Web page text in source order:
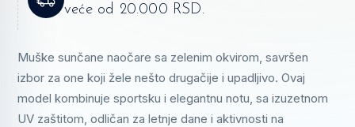
veće od 20.000 RSD.
Muške sunčane naočare sa zelenim okvirom, savršen
izbor za one koji žele nešto drugačije i upadljivo. Ovaj
model kombinuje sportsku i elegantnu notu, sa izuzetnom
UV zaštitom, odličan za letnje dane i aktivnosti na